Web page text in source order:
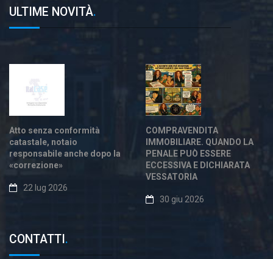
ULTIME NOVITÀ.
Atto senza conformità
catastale, notaio
responsabile anche dopo la
«correzione»
22 lug 2026
COMPRAVENDITA
IMMOBILIARE. QUANDO LA
PENALE PUÒ ESSERE
ECCESSIVA E DICHIARATA
VESSATORIA
30 giu 2026
CONTATTI .